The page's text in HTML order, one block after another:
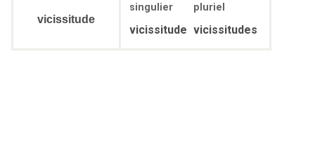
vicissitude
singulier pluriel
vicissitude vicissitudes